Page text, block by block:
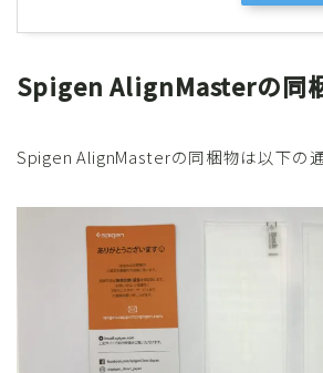
Spigen AlignMasterの同
Spigen AlignMasterの同梱物は以下の通